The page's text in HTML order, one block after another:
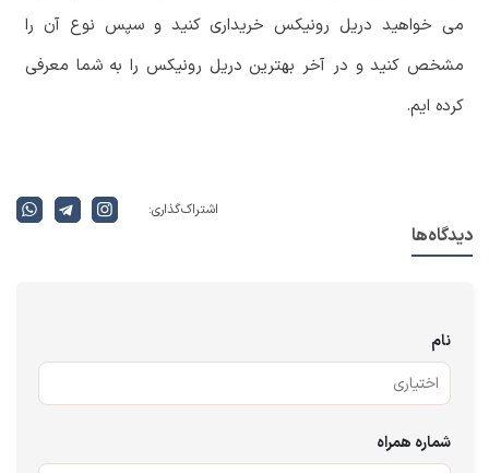
می خواهید دریل رونیکس خریداری کنید و سپس نوع آن را
مشخص کنید و در آخر بهترین دریل رونیکس را به شما معرفی
کرده ایم.
اشتراک گذاری:
دیدگاه‌ها
نام
شماره همراه